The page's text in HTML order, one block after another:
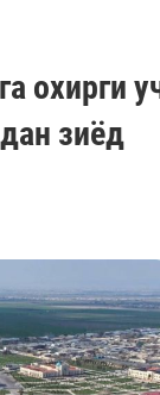
охирги
зиёд